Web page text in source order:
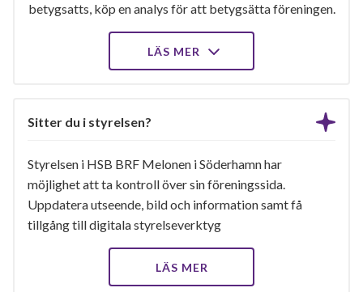
betygsatts, köp en analys för att betygsätta föreningen.
LÄS MER
Sitter du i styrelsen?
Styrelsen i HSB BRF Melonen i Söderhamn har
möjlighet att ta kontroll över sin föreningssida.
Uppdatera utseende, bild och information samt få
tillgång till digitala styrelseverktyg
LÄS MER